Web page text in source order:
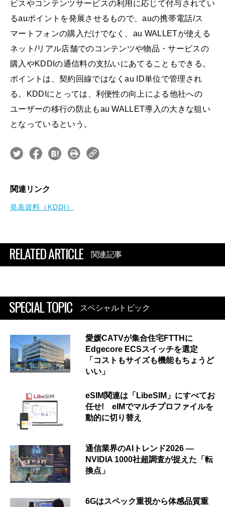
ビスやコンテンツサービスの利用に応じて付与されてい
るauポイントを発展させるもので、auの携帯電話/ス
マートフォンの購入だけでなく、au WALLETが使える
ネット/リアル店舗でのコンテンツや物品・サービスの
購入やKDDIの通信料の支払いにあてることもできる。
ポイントは、契約回線ではなくau ID単位で管理され
る。KDDIにとっては、利便性の向上による他社への
ユーザーの移行の防止もau WALLET導入の大きな狙い
となっているという。
関連リンク
発表資料（KDDI）
RELATED ARTICLE 関連記事
SPECIAL TOPIC スペシャルトピック
愛媛CATVが集合住宅FTTHに
Edgecore ECSスイッチを選定
「コストもサイズも機能もちょうど
いい」
eSIM関連は「LibeSIM」にすべてお
任せ! eIMでマルチプロファイルを
動的に切り替え
通信業界のAIトレンド2026 ―
NVIDIA 1000社超調査が捉えた「転
換点」
6Gはスペック重視から体感品質重